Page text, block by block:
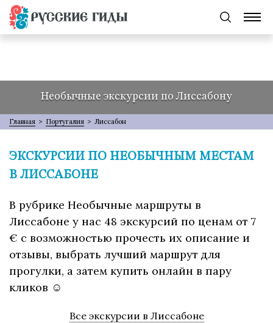
Необычные экскурсии по Лиссабону
Главная > Португалия > Лиссабон
ЭКСКУРСИИ ПО НЕОБЫЧНЫМ МЕСТАМ
В ЛИССАБОНЕ
В рубрике Необычные маршруты в
Лиссабоне у нас 48 экскурсий по ценам от 7
€ с возможностью прочесть их описание и
отзывы, выбрать лучший маршрут для
прогулки, а затем купить онлайн в пару
кликов ☺
Все экскурсии в Лиссабоне